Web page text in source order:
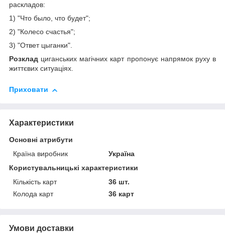
раскладов:
1) "Что было, что будет";
2) "Колесо счастья";
3) "Ответ цыганки".
Розклад циганських магічних карт пропонує напрямок руху в
життєвих ситуаціях.
Приховати
Характеристики
Основні атрибути
Країна виробник
Україна
Користувальницькі характеристики
Кількість карт
36 шт.
Колода карт
36 карт
Умови доставки